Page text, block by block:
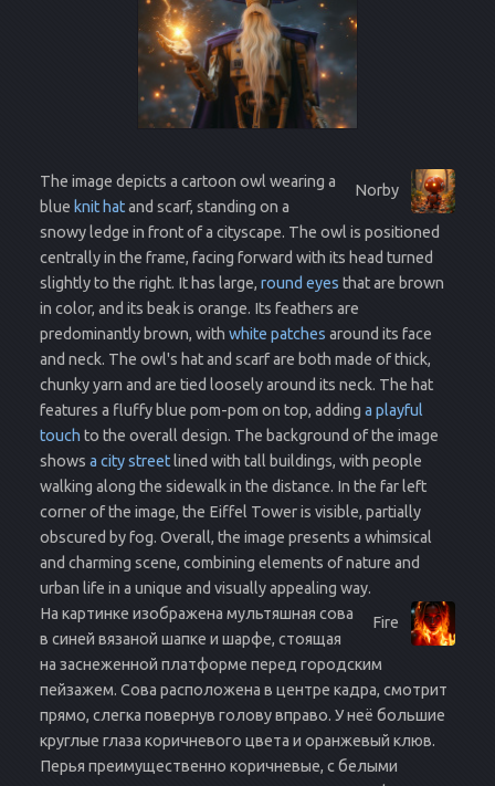
Norby
The image depicts a cartoon owl wearing a
blue knit hatand scarf, standing on a
snowy ledge in front of a cityscape. The owl is positioned
centrally in the frame, facing forward with its head turned
slightly to the right. It has large, round eyes that are brown
in color, and its beak is orange. Its feathers are
predominantly brown, with white patches around its face
and neck. The owl's hat and scarf are both made of thick,
chunky yarn and are tied loosely around its neck. The hat
features a fluffy blue pom-pom on top, adding a playful
touch to the overall design. The background of the image
shows a city street lined with tall buildings, with people
walking along the sidewalk in the distance. In the far left
corner of the image, the Eiffel Tower is visible, partially
obscured by fog. Overall, the image presents a whimsical
and charming scene, combining elements of nature and
urban life in a unique and visually appealing way.
Fire
На картинке изображена мультяшная сова
в синей вязаной шапке и шарфе, стоящая
на заснеженной платформе перед городским
пейзажем. Сова расположена в центре кадра, смотрит
прямо, слегка повернув голову вправо. У неё большие
круглые глаза коричневого цвета и оранжевый клюв.
Перья преимущественно коричневые, с белыми